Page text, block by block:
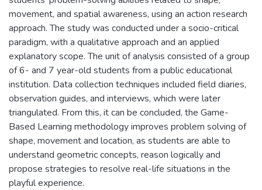
movement, and spatial awareness, using an action research
approach. The study was conducted under a socio-critical
paradigm, with a qualitative approach and an applied
explanatory scope. The unit of analysis consisted of a group
of 6- and 7 year-old students from a public educational
institution. Data collection techniques included field diaries,
observation guides, and interviews, which were later
triangulated. From this, it can be concluded, the Game-
Based Learning methodology improves problem solving of
shape, movement and location, as students are able to
understand geometric concepts, reason logically and
propose strategies to resolve real-life situations in the
playful experience.